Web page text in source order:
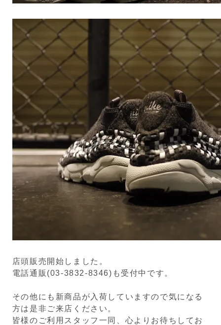
店頭販売開始しました。
電話通販(03-3832-8346)も受付中です。
その他にも新商品が入荷していますので気になる
方は是非ご来店ください。
皆様のご利用スタッフ一同、心よりお待ちしてお